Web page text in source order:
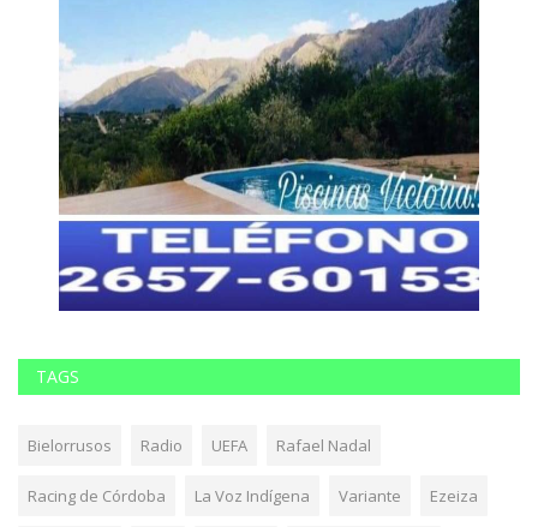
TAGS
Bielorrusos Radio UEFA Rafael Nadal
Racing de Córdoba La Voz Indígena Variante Ezeiza